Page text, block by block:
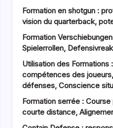
Formation en shotgun :
vision du quarterback,
Formation
Spielerrollen,
Utilisation des Formations
compétences des
défenses, Conscience
Formation serrée :
courte distance,